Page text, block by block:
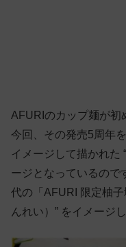
AFURIのカップ麺が
今回、その発売5周年
イメージして描かれた
ージとなっているので
代の「AFURI 限定柚
んれい）” をイメージ